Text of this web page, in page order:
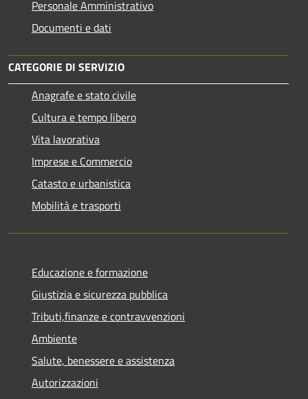
Personale Amministrativo
Documenti e dati
CATEGORIE DI SERVIZIO
Anagrafe e stato civile
Cultura e tempo libero
Vita lavorativa
Imprese e Commercio
Catasto e urbanistica
Mobilità e trasporti
Educazione e formazione
Giustizia e sicurezza pubblica
Tributi,finanze e contravvenzioni
Ambiente
Salute, benessere e assistenza
Autorizzazioni